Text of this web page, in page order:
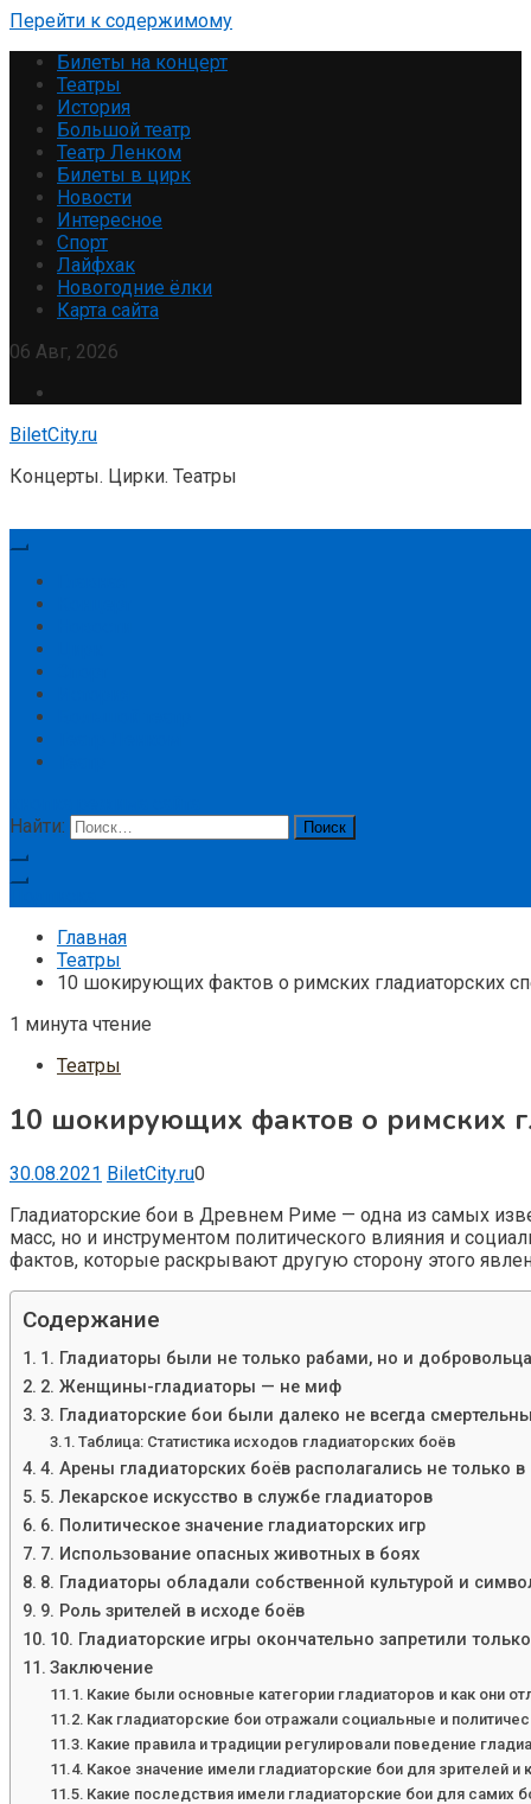
Перейти к содержимому
Билеты на концерт
Театры
История
Большой театр
Театр Ленком
Билеты в цирк
Новости
Интересное
Спорт
Лайфхак
Новогодние ёлки
Карта сайта
06 Авг, 2026
BiletCity.ru
Концерты. Цирки. Театры
Найти:
Главная
Театры
10 шокирующих фактов о римских гладиаторских
1 минута чтение
Театры
10 шокирующих фактов о римских
30.08.2021 BiletCity.ru0
Гладиаторские бои в Древнем Риме — одна из самых
масс, но и инструментом политического влияния и
фактов, которые раскрывают другую сторону этого
Содержание
1. Гладиаторы были не только рабами, но и
2. Женщины-гладиаторы — не миф
3. Гладиаторские бои были далеко не всегда
Таблица: Статистика исходов гладиаторских боёв
4. Арены гладиаторских боёв располагались не только
5. Лекарское искусство в службе гладиаторов
6. Политическое значение гладиаторских игр
7. Использование опасных животных в боях
8. Гладиаторы обладали собственной культурой и
9. Роль зрителей в исходе боёв
10. Гладиаторские игры окончательно запретили
Заключение
Какие были основные категории гладиаторов и как они
Как гладиаторские бои отражали социальные и
Какие правила и традиции регулировали поведение
Какое значение имели гладиаторские бои для зрителей
Какие последствия имели гладиаторские бои для самих